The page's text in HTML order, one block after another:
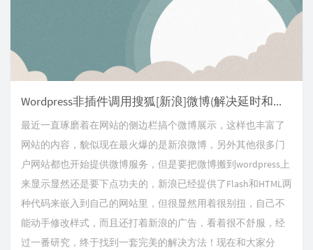
Wordpress非插件调用搜狐[新浪]微博(解决延时和时区问题)
最近一直琢磨着在网站的侧边栏搞个微博展示，这样也丰富了
网站的内容，貌似现在最火爆的是新浪微博，另外其他很多门
户网站都也开始提供微博服务，但是要把微博搬到wordpress上
来显示显然还是要下点功夫的，新浪已经提供了Flash和HTML两
种代码来嵌入到自己的网站里，但很显然用着很别扭，自己不
能动手修改样式，而且还打着新浪的广告，看着很不舒服，经
过一番研究，终于找到一套完美的解决方法！现在和大家分